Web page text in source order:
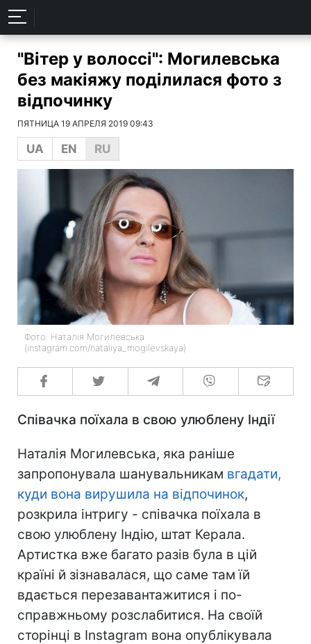
"Вітер у волоссі": Могилевська
без макіяжу поділилася фото з
відпочинку
ПЯТНИЦА 19 АПРЕЛЯ 2019 09:43
UA EN RU
Фото: Наталія Могилевська
(instagram.com/nataliya_mogilevskaya)
Співачка поїхала в свою улюблену Індії
Наталія Могилевська, яка раніше
запропонувала шанувальникам вгадати,
куди вона вирушила на відпочинок,
розкрила інтригу - співачка поїхала в
свою улюблену Індію, штат Керала.
Артистка вже багато разів була в цій
країні й зізнавалася, що саме там їй
вдається перезавантажитися і по-
справжньому розслабитися. На своїй
сторінці в Instagram вона опублікувала